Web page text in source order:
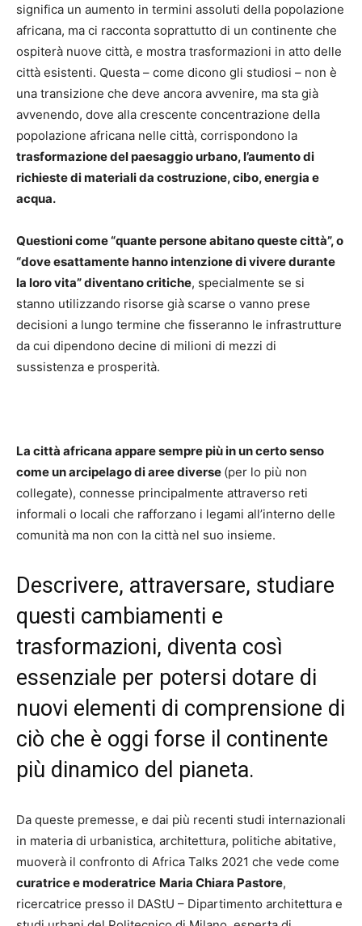
significa un aumento in termini assoluti della popolazione
africana, ma ci racconta soprattutto di un continente che
ospiterà nuove città, e mostra trasformazioni in atto delle
città esistenti. Questa – come dicono gli studiosi – non è
una transizione che deve ancora avvenire, ma sta già
avvenendo, dove alla crescente concentrazione della
popolazione africana nelle città, corrispondono la
trasformazione del paesaggio urbano, l’aumento di
richieste di materiali da costruzione, cibo, energia e
acqua.
Questioni come “quante persone abitano queste città”, o
“dove esattamente hanno intenzione di vivere durante
la loro vita” diventano critiche, specialmente se si
stanno utilizzando risorse già scarse o vanno prese
decisioni a lungo termine che fisseranno le infrastrutture
da cui dipendono decine di milioni di mezzi di
sussistenza e prosperità.
La città africana appare sempre più in un certo senso
come un arcipelago di aree diverse (per lo più non
collegate), connesse principalmente attraverso reti
informali o locali che rafforzano i legami all’interno delle
comunità ma non con la città nel suo insieme.
Descrivere, attraversare, studiare
questi cambiamenti e
trasformazioni, diventa così
essenziale per potersi dotare di
nuovi elementi di comprensione di
ciò che è oggi forse il continente
più dinamico del pianeta.
Da queste premesse, e dai più recenti studi internazionali
in materia di urbanistica, architettura, politiche abitative,
muoverà il confronto di Africa Talks 2021 che vede come
curatrice e moderatrice Maria Chiara Pastore,
ricercatrice presso il DAStU – Dipartimento architettura e